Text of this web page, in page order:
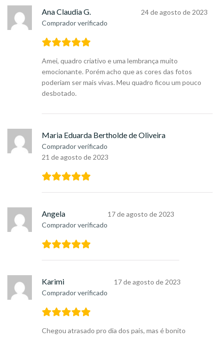
Ana Claudia G.
Comprador verificado
24 de agosto de 2023
Amei, quadro criativo e uma lembrança muito
emocionante. Porém acho que as cores das fotos
poderiam ser mais vivas. Meu quadro ficou um pouco
desbotado.
Maria Eduarda Bertholde de Oliveira
Comprador verificado
21 de agosto de 2023
Angela
Comprador verificado
17 de agosto de 2023
Karimi
Comprador verificado
17 de agosto de 2023
Chegou atrasado pro dia dos pais, mas é bonito